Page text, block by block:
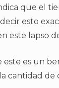
que el
esto
este lapso
es un
cantidad de